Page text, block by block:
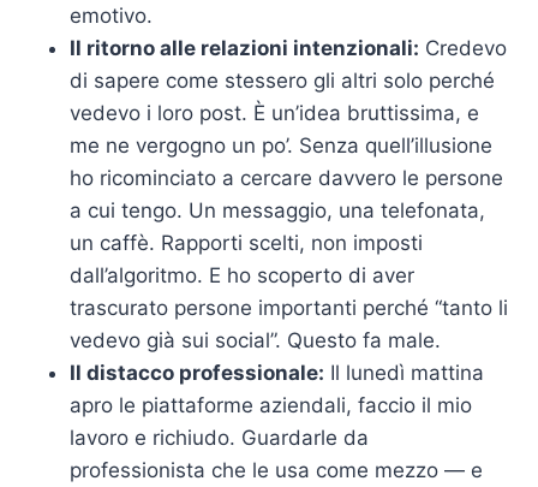
emotivo.
Il ritorno alle relazioni intenzionali: Credevo
di sapere come stessero gli altri solo perché
vedevo i loro post. È un’idea bruttissima, e
me ne vergogno un po’. Senza quell’illusione
ho ricominciato a cercare davvero le persone
a cui tengo. Un messaggio, una telefonata,
un caffè. Rapporti scelti, non imposti
dall’algoritmo. E ho scoperto di aver
trascurato persone importanti perché “tanto li
vedevo già sui social”. Questo fa male.
Il distacco professionale: Il lunedì mattina
apro le piattaforme aziendali, faccio il mio
lavoro e richiudo. Guardarle da
professionista che le usa come mezzo — e